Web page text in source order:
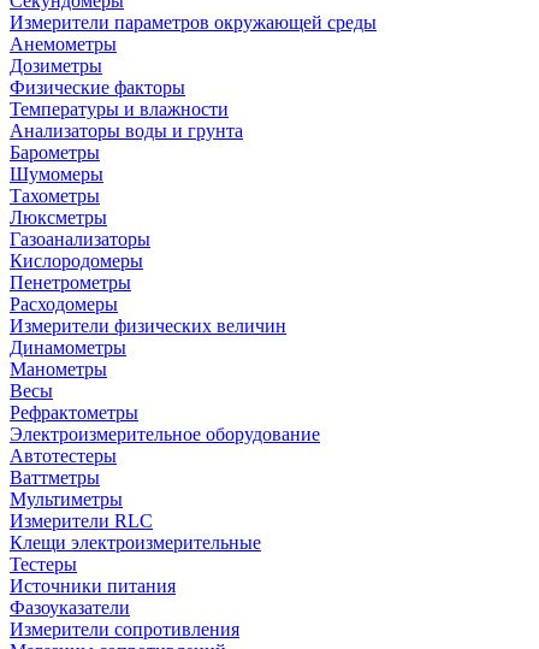
Измерители параметров окружающей среды
Анемометры
Дозиметры
Физические факторы
Температуры и влажности
Анализаторы воды и грунта
Барометры
Шумомеры
Тахометры
Люксметры
Газоанализаторы
Кислородомеры
Пенетрометры
Расходомеры
Измерители физических величин
Динамометры
Манометры
Весы
Рефрактометры
Электроизмерительное оборудование
Автотестеры
Ваттметры
Мультиметры
Измерители RLC
Клещи электроизмерительные
Тестеры
Источники питания
Фазоуказатели
Измерители сопротивления